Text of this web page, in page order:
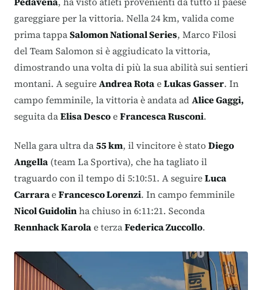
gareggiare per la vittoria. Nella 24 km, valida come
prima tappaSalomon National Series, Marco Filosi
del Team Salomon si è aggiudicato la vittoria,
dimostrando una volta di più la sua abilità sui sentieri
montani. A seguireAndrea RotaeLukas Gasser. In
campo femminile, la vittoria è andata ad Alice Gaggi,
seguita daElisa DescoeFrancesca Rusconi.
Nella gara ultra da55 km, il vincitore è statoDiego
Angella (team La Sportiva), che ha tagliato il
traguardo con il tempo di 5:10:51. A seguireLuca
CarraraeFrancesco Lorenzi. In campo femminile
Nicol Guidolinha chiuso in 6:11:21. Seconda
Rennhack Karolae terzaFederica Zuccollo.